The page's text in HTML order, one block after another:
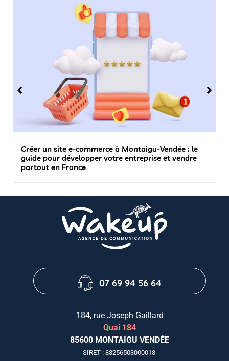
Créer un site e-commerce à Montaigu-Vendée : le
guide pour développer votre entreprise et vendre
partout en France
07 69 94 56 64
184, rue Joseph Gaillard
Quai 184
85600 MONTAIGU VENDÉE
SIRET : 83256503000018